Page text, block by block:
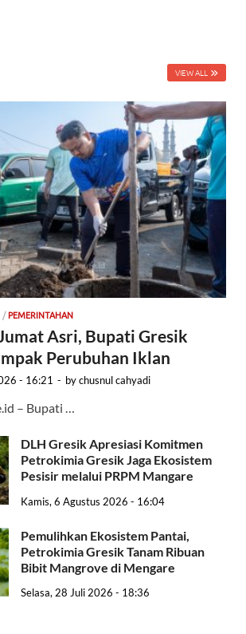
VIEW ALL
/ PEMERINTAHAN
Asri, Bupati Gresik
Perubuhan Iklan
- 16:21 - bychusnul cahyadi
– Bupati …
DLH Gresik Apresiasi Komitmen
Petrokimia Gresik Jaga Ekosistem
Pesisir melalui PRPM Mangare
Kamis, 6 Agustus 2026 - 16:04
Pemulihkan Ekosistem Pantai,
Petrokimia Gresik Tanam Ribuan
Bibit Mangrove di Mengare
Selasa, 28 Juli 2026 - 18:36